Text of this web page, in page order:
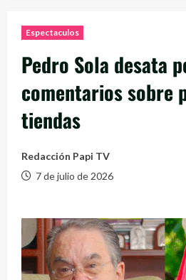
Espectaculos
Pedro Sola desata
comentarios sobre
tiendas
Redacción Papi TV
7 de julio de 2026